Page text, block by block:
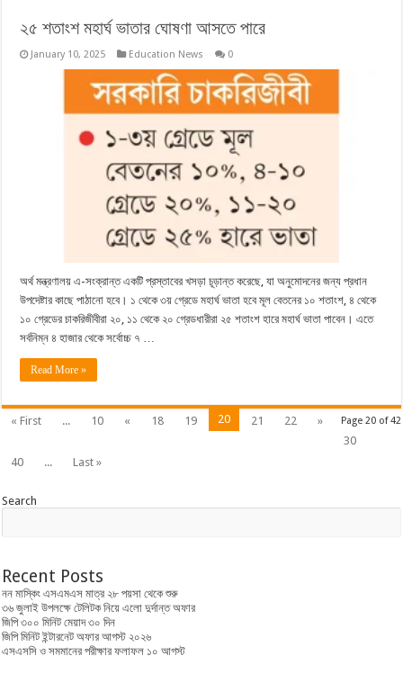
২৫ শতাংশ মহার্ঘ ভাতার ঘোষণা আসতে পারে
January 10, 2025 Education News 0
অর্থ মন্ত্রণালয় এ-সংক্রান্ত একটি প্রস্তাবের খসড়া চূড়ান্ত করেছে, যা অনুমোদনের জন্য প্রধান
উপদেষ্টার কাছে পাঠানো হবে। ১ থেকে ৩য় গ্রেডে মহার্ঘ ভাতা হবে মূল বেতনের ১০ শতাংশ, ৪ থেকে
১০ গ্রেডের চাকরিজীবীরা ২০, ১১ থেকে ২০ গ্রেডধারীরা ২৫ শতাংশ হারে মহার্ঘ ভাতা পাবেন। এতে
সর্বনিম্ন ৪ হাজার থেকে সর্বোচ্চ ৭ …
Read More »
Page 20 of 42
« First ... 10 « 18 19 20 21 22
»
30
40
... Last »
Search
Recent Posts
নন মাস্কিং এসএমএস মাত্র ২৮ পয়সা থেকে শুরু
৩৬ জুলাই উপলক্ষে টেলিটক নিয়ে এলো দুর্দান্ত অফার
জিপি ৩০০ মিনিট মেয়াদ ৩০ দিন
জিপি মিনিট ইন্টারনেট অফার আগস্ট ২০২৬
এসএসসি ও সমমানের পরীক্ষার ফলাফল ১০ আগস্ট